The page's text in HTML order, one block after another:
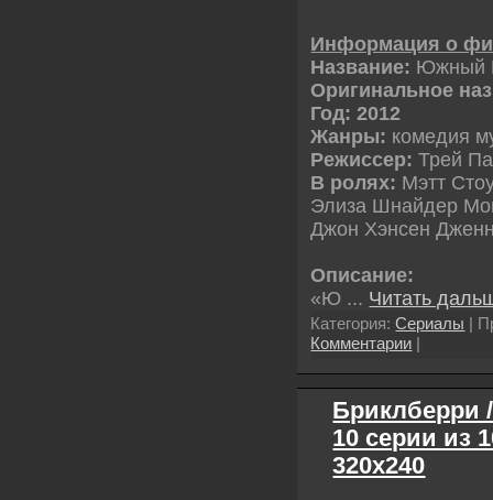
Информация о
Название: Южный
Оригинальное
Год: 2012
Жанры: комедия
Режиссер: Трей
В ролях: Мэтт
Элиза Шнайдер
Джон Хэнсен
Описание:
«Ю ... Читать
Категория:Сериалы |
Комментарии |
Бриклберри
10 серии из
320х240